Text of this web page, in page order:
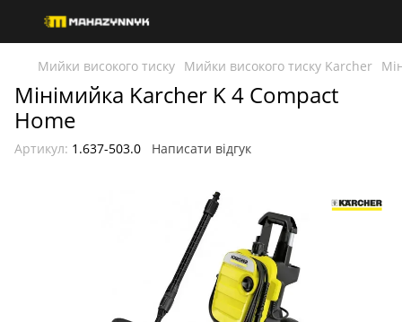
Мийки високого тиску Мийки високого тиску Karcher
Мінімийка Karcher K 4 Compact
Home
Артикул: 1.637-503.0 Написати відгук